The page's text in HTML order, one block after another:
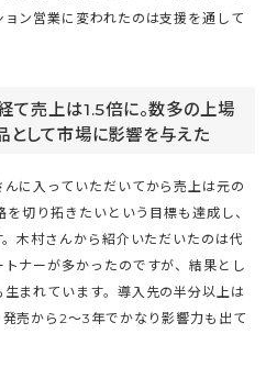
ン営業に変われたのは支援を通して
て売上は1.5倍に。数多の上場
として市場に影響を与えた
に入っていただいてから売上は元の
切り拓きたいという目標も達成し、
木村さんから紹介いただいたのは代
ナーが多かったのですが、結果とし
まれています。導入先の半分以上は
売から2～3年でかなり影響力も出て